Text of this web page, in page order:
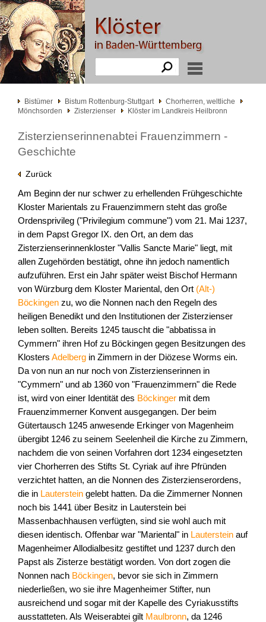
Bistümer Bistum Rottenburg-Stuttgart
Chorherren, weltliche
Mönchsorden
Zisterzienser Klöster im Landkreis Heilbronn
Zisterzienserinnenabtei Frauenzimmern -
Geschichte
Zurück
Am Beginn der nur schwer zu erhellenden Frühgeschichte
Kloster Marientals zu Frauenzimmern steht das große
Ordensprivileg ("Privilegium commune") vom 21. Mai 1237,
in dem Papst Gregor IX. den Ort, an dem das
Zisterzienserinnenkloster "Vallis Sancte Marie" liegt, mit
allen Zugehörden bestätigt, ohne ihn jedoch namentlich
aufzuführen. Erst ein Jahr später weist Bischof Hermann
von Würzburg dem Kloster Mariental, den Ort (Alt-)
Böckingen zu, wo die Nonnen nach den Regeln des
heiligen Benedikt und den Institutionen der Zisterzienser
leben sollten. Bereits 1245 tauscht die "abbatissa in
Cymmern" ihren Hof zu Böckingen gegen Besitzungen des
Klosters Adelberg in Zimmern in der Diözese Worms ein.
Da von nun an nur noch von Zisterzienserinnen in
"Cymmern" und ab 1360 von "Frauenzimmern" die Rede
ist, wird von einer Identität des Böckinger mit dem
Frauenzimmerner Konvent ausgegangen. Der beim
Gütertausch 1245 anwesende Erkinger von Magenheim
übergibt 1246 zu seinem Seelenheil die Kirche zu Zimmern,
nachdem die von seinen Vorfahren dort 1234 eingesetzten
vier Chorherren des Stifts St. Cyriak auf ihre Pfründen
verzichtet hatten, an die Nonnen des Zisterzienserordens,
die in Lauterstein gelebt hatten. Da die Zimmerner Nonnen
noch bis 1441 über Besitz in Lauterstein bei
Massenbachhausen verfügten, sind sie wohl auch mit
diesen identisch. Offenbar war "Mariental" in Lauterstein auf
Magenheimer Allodialbesitz gestiftet und 1237 durch den
Papst als Zisterze bestätigt worden. Von dort zogen die
Nonnen nach Böckingen, bevor sie sich in Zimmern
niederließen, wo sie ihre Magenheimer Stifter, nun
ausreichend und sogar mit der Kapelle des Cyriakusstifts
ausstatteten. Als Weiserabtei gilt Maulbronn, da 1246